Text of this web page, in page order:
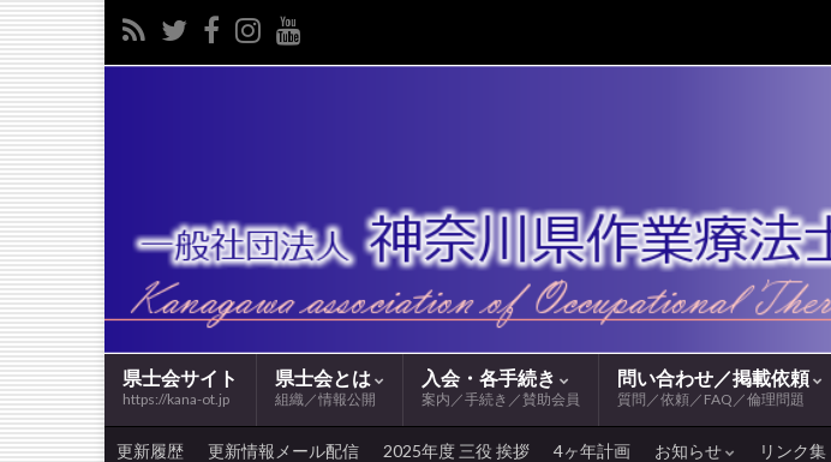
県士会サイト
https://kana-ot.jp
県士会とは
組織／情報公開
入会・各手続き
案内／手続き／賛助会員
問い合わせ／掲載依頼
質問／依頼／FAQ／倫理問題
更新履歴 更新情報メール配信 2025年度 三役 挨拶 4ヶ年計画 お知らせ リンク集